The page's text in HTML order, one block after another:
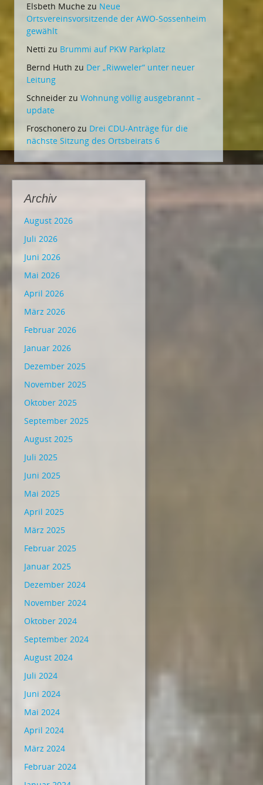
Elsbeth Muche zu Neue
Ortsvereinsvorsitzende der AWO-Sossenheim
gewählt
Netti zu Brummi auf PKW Parkplatz
Bernd Huth zu Der „Riwweler“ unter neuer
Leitung
Schneider zu Wohnung völlig ausgebrannt –
update
Froschonero zu Drei CDU-Anträge für die
nächste Sitzung des Ortsbeirats 6
Archiv
August 2026
Juli 2026
Juni 2026
Mai 2026
April 2026
März 2026
Februar 2026
Januar 2026
Dezember 2025
November 2025
Oktober 2025
September 2025
August 2025
Juli 2025
Juni 2025
Mai 2025
April 2025
März 2025
Februar 2025
Januar 2025
Dezember 2024
November 2024
Oktober 2024
September 2024
August 2024
Juli 2024
Juni 2024
Mai 2024
April 2024
März 2024
Februar 2024